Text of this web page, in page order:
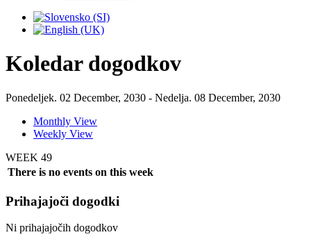
Koledar dogodkov
Ponedeljek. 02 December, 2030 - Nedelja. 08 December, 2030
Monthly View
Weekly View
WEEK 49
There is no events on this week
Prihajajoči dogodki
Ni prihajajočih dogodkov